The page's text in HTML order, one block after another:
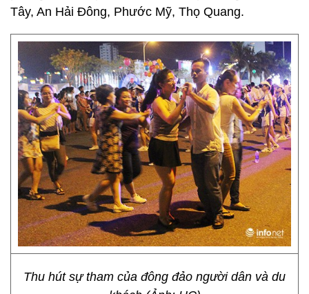
Tây, An Hải Đông, Phước Mỹ, Thọ Quang.
Thu hút sự tham của đông đảo người dân và du